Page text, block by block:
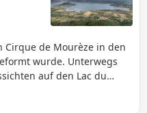
de Mourèze in den
wurde. Unterwegs
auf den Lac du